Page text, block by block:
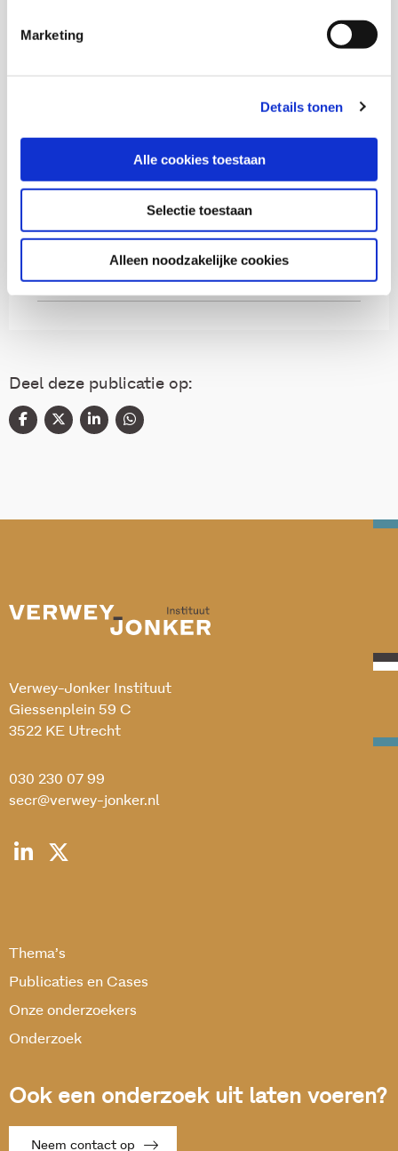
Marketing
Details tonen
Alle cookies toestaan
Selectie toestaan
Alleen noodzakelijke cookies
Ö. Yalçin
Thema's
Gezondheid en zorg
Deel deze publicatie op:
Verwey-Jonker Instituut
Giessenplein 59 C
3522 KE Utrecht
030 230 07 99
secr@verwey-jonker.nl
Thema’s
Publicaties en Cases
Onze onderzoekers
Onderzoek
Ook een onderzoek uit laten voeren?
Neem contact op